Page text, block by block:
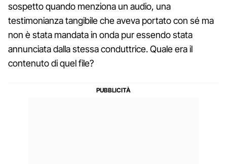
sospetto quando menziona un audio, una
testimonianza tangibile che aveva portato con sé ma
non è stata mandata in onda pur essendo stata
annunciata dalla stessa conduttrice. Quale era il
contenuto di quel file?